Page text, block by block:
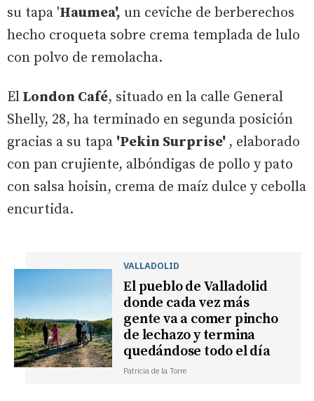
su tapa 'Haumea', un ceviche de berberechos
hecho croqueta sobre crema templada de lulo
con polvo de remolacha.
El London Café, situado en la calle General
Shelly, 28, ha terminado en segunda posición
gracias a su tapa 'Pekin Surprise' , elaborado
con pan crujiente, albóndigas de pollo y pato
con salsa hoisin, crema de maíz dulce y cebolla
encurtida.
VALLADOLID
El pueblo de Valladolid
donde cada vez más
gente va a comer pincho
de lechazo y termina
quedándose todo el día
Patricia de la Torre